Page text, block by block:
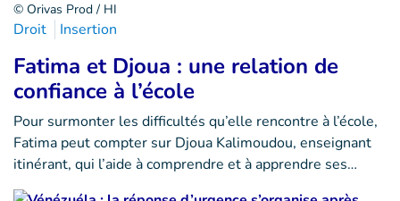
© Orivas Prod / HI
Droit Insertion
Fatima et Djoua : une relation de
confiance à l’école
Pour surmonter les difficultés qu’elle rencontre à l’école,
Fatima peut compter sur Djoua Kalimoudou, enseignant
itinérant, qui l’aide à comprendre et à apprendre ses…